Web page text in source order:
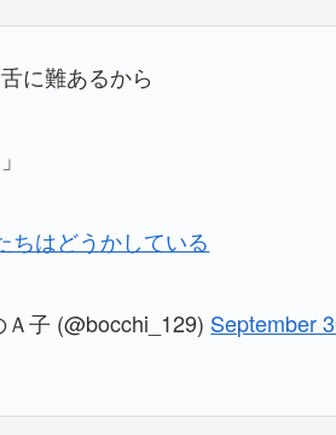
に難あるから
ちはどうかしている
子 (@bocchi_129) September